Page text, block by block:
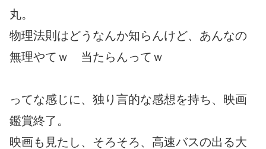
丸。
物理法則はどうなんか知らんけど、あんなの
無理やてｗ 当たらんってｗ
ってな感じに、独り言的な感想を持ち、映画
鑑賞終了。
映画も見たし、そろそろ、高速バスの出る大